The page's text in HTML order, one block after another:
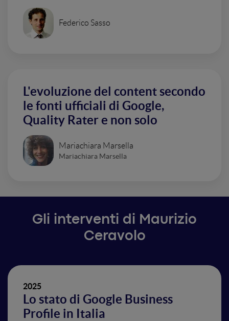
Federico Sasso
L'evoluzione del content secondo
le fonti ufficiali di Google,
Quality Rater e non solo
Mariachiara Marsella
Mariachiara Marsella
Gli interventi di Maurizio
Ceravolo
2025
Lo stato di Google Business
Profile in Italia